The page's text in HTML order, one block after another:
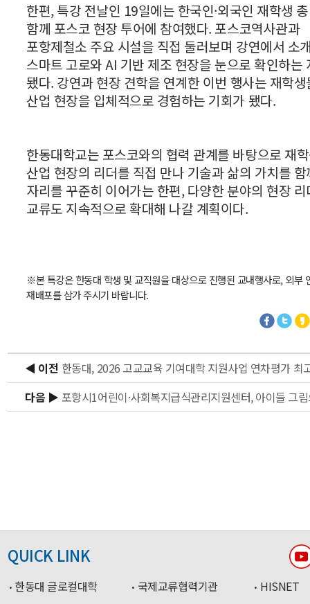
한편, 특강 전날인 19일에는 한국인·외국인 재학생
함께 포스코 현장 투어에 참여했다. 포스코역사관과
포항제철소 주요 시설을 직접 둘러보며 강연에서 소
스마트 고로와 AI 기반 제조 현장을 눈으로 확인하는
됐다. 강연과 현장 견학을 연계한 이번 행사는 재학
산업 현장을 입체적으로 경험하는 기회가 됐다.
한동대학교는 포스코와의 협력 관계를 바탕으로 재
산업 현장의 리더를 직접 만나 기술과 삶의 가치를
자리를 꾸준히 이어가는 한편, 다양한 분야의 현장
교류도 지속적으로 확대해 나갈 계획이다.
※본 특강은 한동대 학생 및 교직원을 대상으로 진행된 교내행사로, 외부
재배포를 삼가 주시기 바랍니다.
◀ 이전
다음 ▶
QUICK LINK
한동대 글로컬대학 국제교류협력기관
HISNET